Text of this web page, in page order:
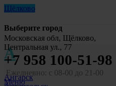
Щёлково
Выберите город
А
Ангарск
Московская обл, Щёлково,
Центральная ул., 77
+7 958 100-51-98
Ежедневно: с 08-00 до 21-00
Меню